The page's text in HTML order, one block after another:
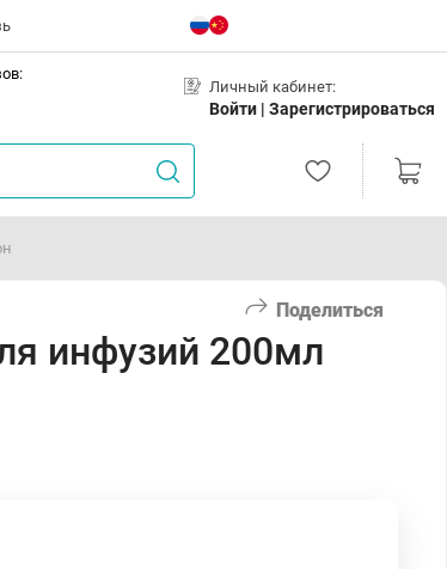
Личный кабинет:
Войти | Зарегистрироваться
Поделиться
инфузий 200мл